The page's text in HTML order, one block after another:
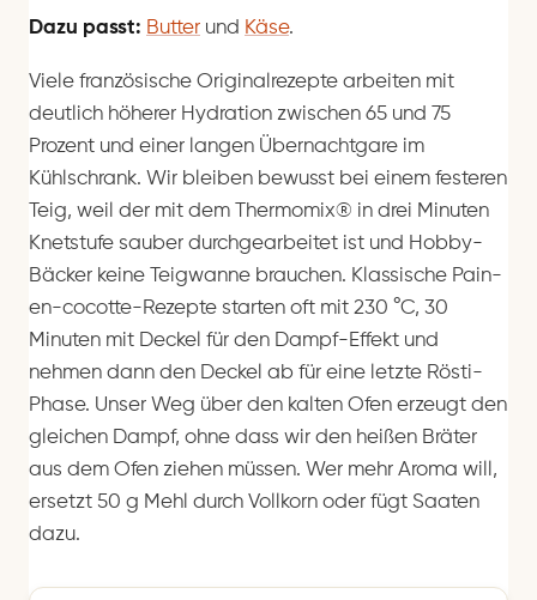
Dazu passt: Butter und Käse.
Viele französische Originalrezepte arbeiten mit
deutlich höherer Hydration zwischen 65 und 75
Prozent und einer langen Übernachtgare im
Kühlschrank. Wir bleiben bewusst bei einem festeren
Teig, weil der mit dem Thermomix® in drei Minuten
Knetstufe sauber durchgearbeitet ist und Hobby-
Bäcker keine Teigwanne brauchen. Klassische Pain-
en-cocotte-Rezepte starten oft mit 230 °C, 30
Minuten mit Deckel für den Dampf-Effekt und
nehmen dann den Deckel ab für eine letzte Rösti-
Phase. Unser Weg über den kalten Ofen erzeugt den
gleichen Dampf, ohne dass wir den heißen Bräter
aus dem Ofen ziehen müssen. Wer mehr Aroma will,
ersetzt 50 g Mehl durch Vollkorn oder fügt Saaten
dazu.